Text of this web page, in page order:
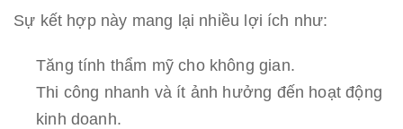
Sự kết hợp này mang lại nhiều lợi ích như:
Tăng tính thẩm mỹ cho không gian.
Thi công nhanh và ít ảnh hưởng đến hoạt động
kinh doanh.